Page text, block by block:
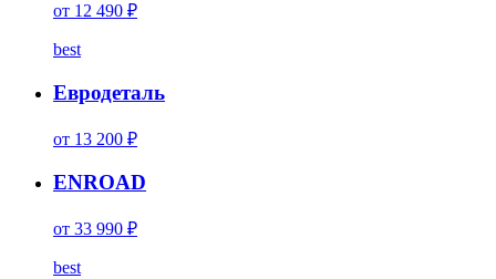
от 12 490 ₽
best
Евродеталь
от 13 200 ₽
ENROAD
от 33 990 ₽
best